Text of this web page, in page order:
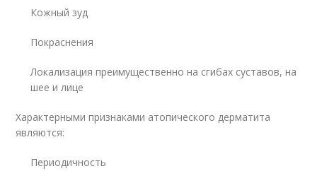
Кожный зуд
Покраснения
Локализация преимущественно на сгибах суставов, на
шее и лице
Характерными признаками атопического дерматита
являются:
Периодичность